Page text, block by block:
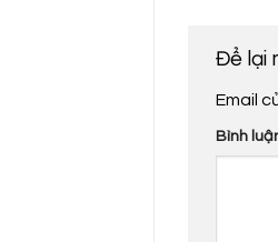
Để lại
Email
Bình